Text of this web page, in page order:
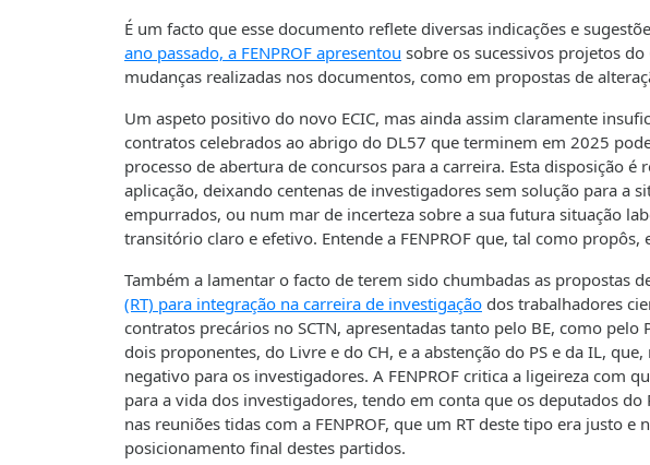
É um facto que esse documento reflete diversas indicações e
ano passado, a FENPROF apresentou sobre os sucessivos projetos do
mudanças realizadas nos documentos, como em propostas de
Um aspeto positivo do novo ECIC, mas ainda assim claramente
contratos celebrados ao abrigo do DL57 que terminem em 2025
processo de abertura de concursos para a carreira. Esta disposição
aplicação, deixando centenas de investigadores sem solução para a
empurrados, ou num mar de incerteza sobre a sua futura situação
transitório claro e efetivo. Entende a FENPROF que, tal como propôs,
Também a lamentar o facto de terem sido chumbadas as propostas
(RT) para integração na carreira de investigação dos trabalhadores
contratos precários no SCTN, apresentadas tanto pelo BE, como pelo
dois proponentes, do Livre e do CH, e a abstenção do PS e da IL,
negativo para os investigadores. A FENPROF critica a ligeireza com
para a vida dos investigadores, tendo em conta que os deputados
nas reuniões tidas com a FENPROF, que um RT deste tipo era justo
posicionamento final destes partidos.